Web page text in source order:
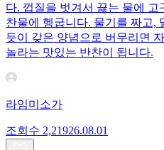
다. 껍질을 벗겨서 끓는 물에
찬물에 헹굽니다. 물기를 짜고,
듯이 갖은 양념으로 버무리면
놀라는 맛있는 반찬이 됩니다.
라임미소가
조회수 2,21926.08.01